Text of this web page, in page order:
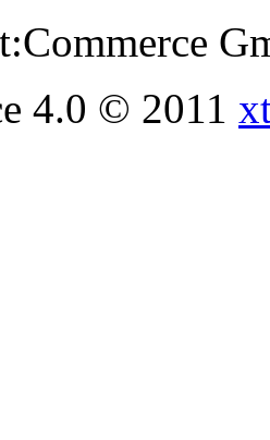
4.0 © 2011